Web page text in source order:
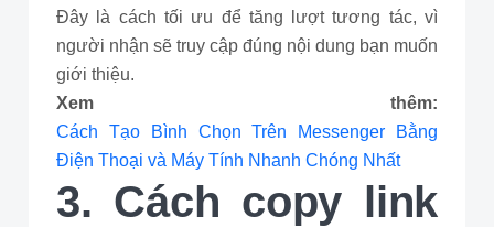
Đây là cách tối ưu để tăng lượt tương tác, vì
người nhận sẽ truy cập đúng nội dung bạn muốn
giới thiệu.
Xem thêm:
Cách Tạo Bình Chọn Trên Messenger Bằng
Điện Thoại và Máy Tính Nhanh Chóng Nhất
3. Cách copy link